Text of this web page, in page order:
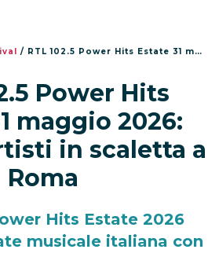
/ RTL 102.5 Power Hits Estate 31 maggio 2026: tutti gli artisti in scaletta a Roma
Power Hits
maggio 2026:
in scaletta a
Roma
Hits Estate 2026
musicale italiana con